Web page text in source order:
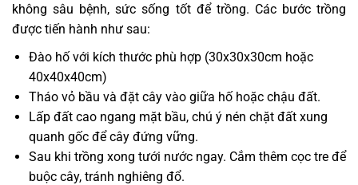
không sâu bệnh, sức sống tốt để trồng. Các bước trồng
được tiến hành như sau:
Đào hố với kích thước phù hợp (30x30x30cm hoặc
40x40x40cm)
Tháo vỏ bầu và đặt cây vào giữa hố hoặc chậu đất.
Lấp đất cao ngang mặt bầu, chú ý nén chặt đất xung
quanh gốc để cây đứng vững.
Sau khi trồng xong tưới nước ngay. Cắm thêm cọc tre để
buộc cây, tránh nghiêng đổ.